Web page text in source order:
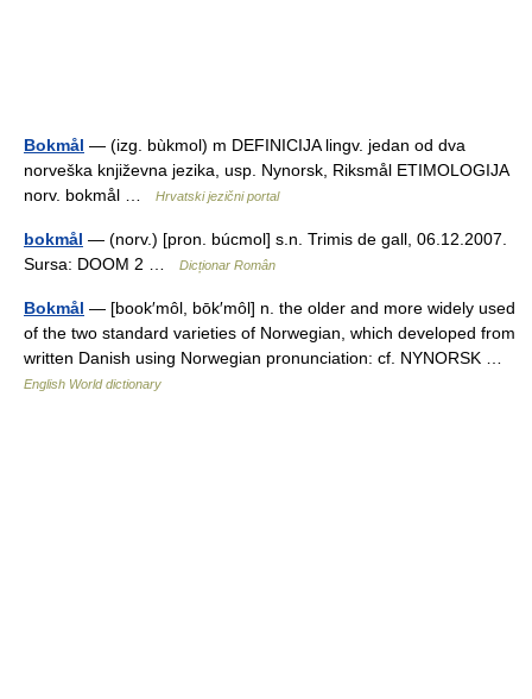
Bokmål — (izg. bùkmol) m DEFINICIJA lingv. jedan od dva
norveška književna jezika, usp. Nynorsk, Riksmål ETIMOLOGIJA
norv. bokmål …
Hrvatski jezični portal
bokmål — (norv.) [pron. búcmol] s.n. Trimis de gall, 06.12.2007.
Sursa: DOOM 2 …
Dicționar Român
Bokmål — [book′môl, bōk′môl] n. the older and more widely used
of the two standard varieties of Norwegian, which developed from
written Danish using Norwegian pronunciation: cf. NYNORSK …
English World dictionary